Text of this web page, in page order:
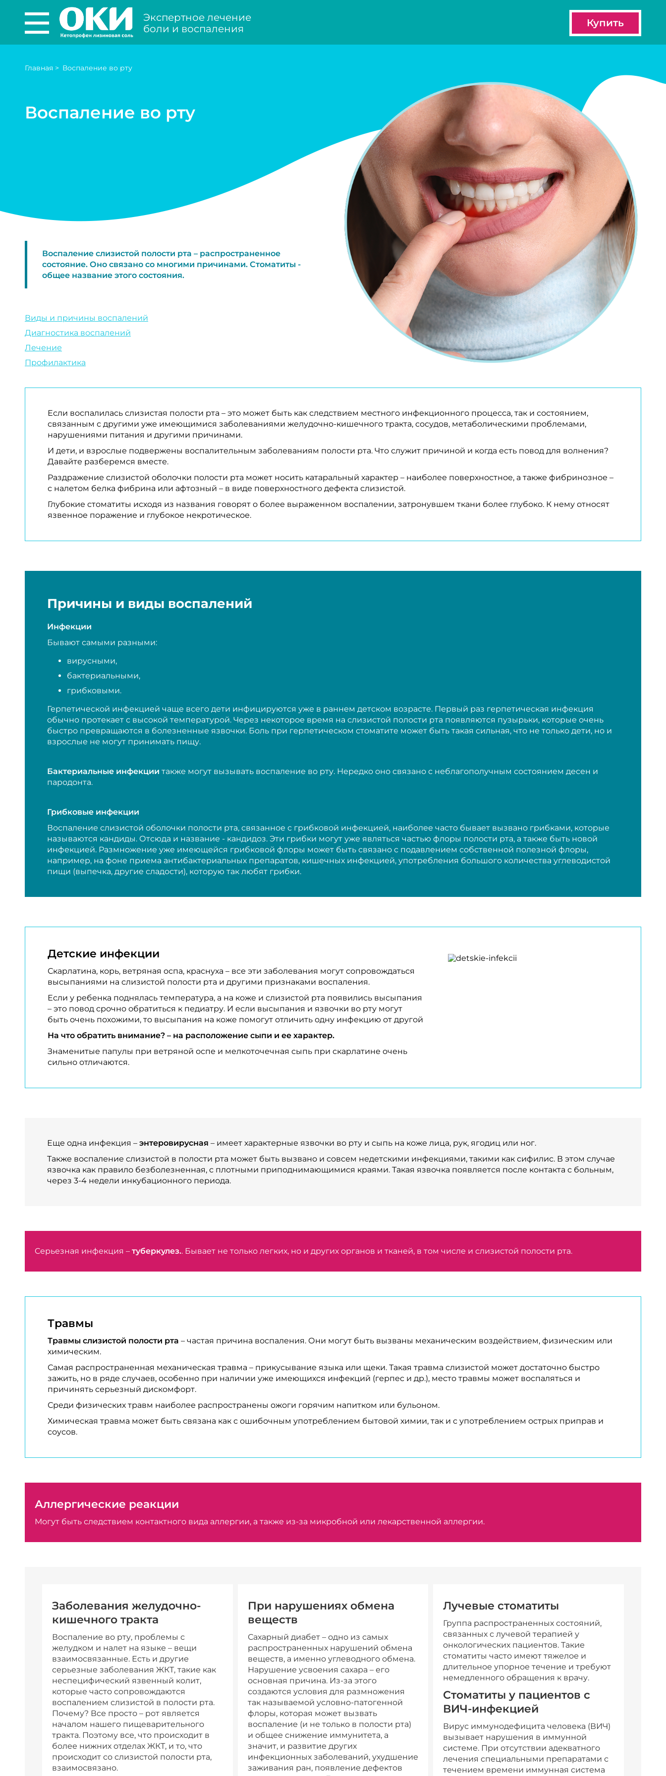
Экспертное лечение
боли и воспаления
Купить
Главная > Воспаление во рту
Воспаление во рту
Воспаление слизистой полости рта – распространенное
состояние. Оно связано со многими причинами. Стоматиты -
общее название этого состояния.
Виды и причины воспалений
Диагностика воспалений
Лечение
Профилактика
Если воспалилась слизистая полости рта – это может быть как следствием местного инфекционного процесса, так и состоянием,
связанным с другими уже имеющимися заболеваниями желудочно-кишечного тракта, сосудов, метаболическими проблемами,
нарушениями питания и другими причинами.
И дети, и взрослые подвержены воспалительным заболеваниям полости рта. Что служит причиной и когда есть повод для волнения?
Давайте разберемся вместе.
Раздражение слизистой оболочки полости рта может носить катаральный характер – наиболее поверхностное, а также фибринозное –
с налетом белка фибрина или афтозный – в виде поверхностного дефекта слизистой.
Глубокие стоматиты исходя из названия говорят о более выраженном воспалении, затронувшем ткани более глубоко. К нему относят
язвенное поражение и глубокое некротическое.
Причины и виды воспалений
Инфекции
Бывают самыми разными:
вирусными,
бактериальными,
грибковыми.
Герпетической инфекцией чаще всего дети инфицируются уже в раннем детском возрасте. Первый раз герпетическая инфекция
обычно протекает с высокой температурой. Через некоторое время на слизистой полости рта появляются пузырьки, которые очень
быстро превращаются в болезненные язвочки. Боль при герпетическом стоматите может быть такая сильная, что не только дети, но и
взрослые не могут принимать пищу.
Бактериальные инфекции также могут вызывать воспаление во рту. Нередко оно связано с неблагополучным состоянием десен и
пародонта.
Грибковые инфекции
Воспаление слизистой оболочки полости рта, связанное с грибковой инфекцией, наиболее часто бывает вызвано грибками, которые
называются кандиды. Отсюда и название - кандидоз. Эти грибки могут уже являться частью флоры полости рта, а также быть новой
инфекцией. Размножение уже имеющейся грибковой флоры может быть связано с подавлением собственной полезной флоры,
например, на фоне приема антибактериальных препаратов, кишечных инфекцией, употребления большого количества углеводистой
пищи (выпечка, другие сладости), которую так любят грибки.
Детские инфекции
Скарлатина, корь, ветряная оспа, краснуха – все эти заболевания могут сопровождаться
высыпаниями на слизистой полости рта и другими признаками воспаления.
Если у ребенка поднялась температура, а на коже и слизистой рта появились высыпания
– это повод срочно обратиться к педиатру. И если высыпания и язвочки во рту могут
быть очень похожими, то высыпания на коже помогут отличить одну инфекцию от другой
На что обратить внимание? – на расположение сыпи и ее характер.
Знаменитые папулы при ветряной оспе и мелкоточечная сыпь при скарлатине очень
сильно отличаются.
Еще одна инфекция – энтеровирусная – имеет характерные язвочки во рту и сыпь на коже лица, рук, ягодиц или ног.
Также воспаление слизистой в полости рта может быть вызвано и совсем недетскими инфекциями, такими как сифилис. В этом случае
язвочка как правило безболезненная, с плотными приподнимающимися краями. Такая язвочка появляется после контакта с больным,
через 3-4 недели инкубационного периода.
Cерьезная инфекция – туберкулез.. Бывает не только легких, но и других органов и тканей, в том числе и слизистой полости рта.
Травмы
Травмы слизистой полости рта – частая причина воспаления. Они могут быть вызваны механическим воздействием, физическим или
химическим.
Самая распространенная механическая травма – прикусывание языка или щеки. Такая травма слизистой может достаточно быстро
зажить, но в ряде случаев, особенно при наличии уже имеющихся инфекций (герпес и др.), место травмы может воспаляться и
причинять серьезный дискомфорт.
Среди физических травм наиболее распространены ожоги горячим напитком или бульоном.
Химическая травма может быть связана как с ошибочным употреблением бытовой химии, так и с употреблением острых приправ и
соусов.
Аллергические реакции
Могут быть следствием контактного вида аллергии, а также из-за микробной или лекарственной аллергии.
Заболевания желудочно-
кишечного тракта
Воспаление во рту, проблемы с
желудком и налет на языке – вещи
взаимосвязанные. Есть и другие
серьезные заболевания ЖКТ, такие как
неспецифический язвенный колит,
которые часто сопровождаются
воспалением слизистой в полости рта.
Почему? Все просто – рот является
началом нашего пищеварительного
тракта. Поэтому все, что происходит в
более нижних отделах ЖКТ, и то, что
происходит со слизистой полости рта,
взаимосвязано.
При нарушениях обмена
веществ
Сахарный диабет – одно из самых
распространенных нарушений обмена
веществ, а именно углеводного обмена.
Нарушение усвоения сахара – его
основная причина. Из-за этого
создаются условия для размножения
так называемой условно-патогенной
флоры, которая может вызвать
воспаление (и не только в полости рта)
и общее снижение иммунитета, а
значит, и развитие других
инфекционных заболеваний, ухудшение
заживания ран, появление дефектов
Лучевые стоматиты
Группа распространенных состояний,
связанных с лучевой терапией у
онкологических пациентов. Такие
стоматиты часто имеют тяжелое и
длительное упорное течение и требуют
немедленного обращения к врачу.
Стоматиты у пациентов с
ВИЧ-инфекцией
Вирус иммунодефицита человека (ВИЧ)
вызывает нарушения в иммунной
системе. При отсутствии адекватного
лечения специальными препаратами с
течением времени иммунная система